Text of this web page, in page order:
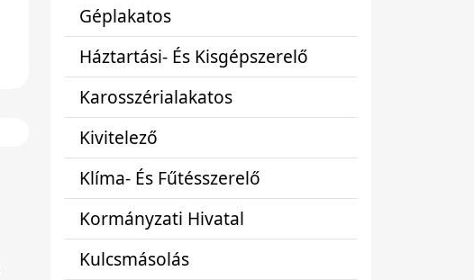
Géplakatos
Háztartási- És Kisgépszerelő
Karosszérialakatos
Kivitelező
Klíma- És Fűtésszerelő
Kormányzati Hivatal
Kulcsmásolás